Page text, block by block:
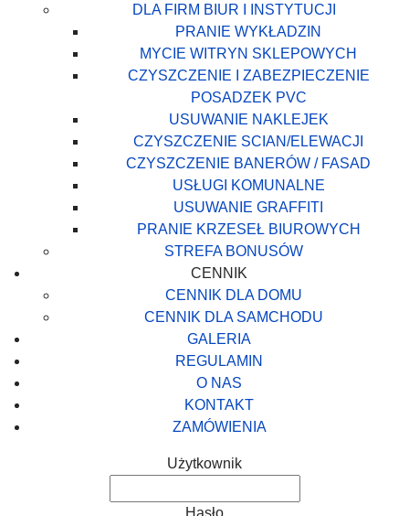
DLA FIRM BIUR I INSTYTUCJI
PRANIE WYKŁADZIN
MYCIE WITRYN SKLEPOWYCH
CZYSZCZENIE I ZABEZPIECZENIE
POSADZEK PVC
USUWANIE NAKLEJEK
CZYSZCZENIE SCIAN/ELEWACJI
CZYSZCZENIE BANERÓW / FASAD
USŁUGI KOMUNALNE
USUWANIE GRAFFITI
PRANIE KRZESEŁ BIUROWYCH
STREFA BONUSÓW
CENNIK
CENNIK DLA DOMU
CENNIK DLA SAMCHODU
GALERIA
REGULAMIN
O NAS
KONTAKT
ZAMÓWIENIA
Użytkownik
Hasło